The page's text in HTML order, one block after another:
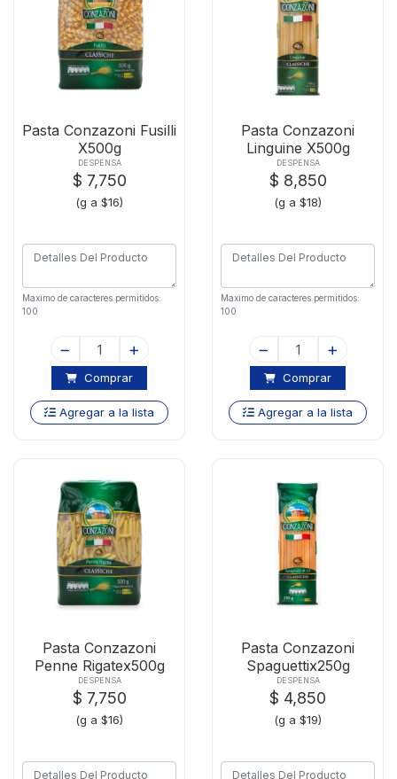
Pasta Conzazoni Fusilli
X500g
DESPENSA
$ 7,750
(g a $16)
Maximo de caracteres permitidos:
100
Comprar
Agregar a la lista
Pasta Conzazoni
Linguine X500g
DESPENSA
$ 8,850
(g a $18)
Maximo de caracteres permitidos:
100
Comprar
Agregar a la lista
Pasta Conzazoni
Penne Rigatex500g
DESPENSA
$ 7,750
(g a $16)
Pasta Conzazoni
Spaguettix250g
DESPENSA
$ 4,850
(g a $19)